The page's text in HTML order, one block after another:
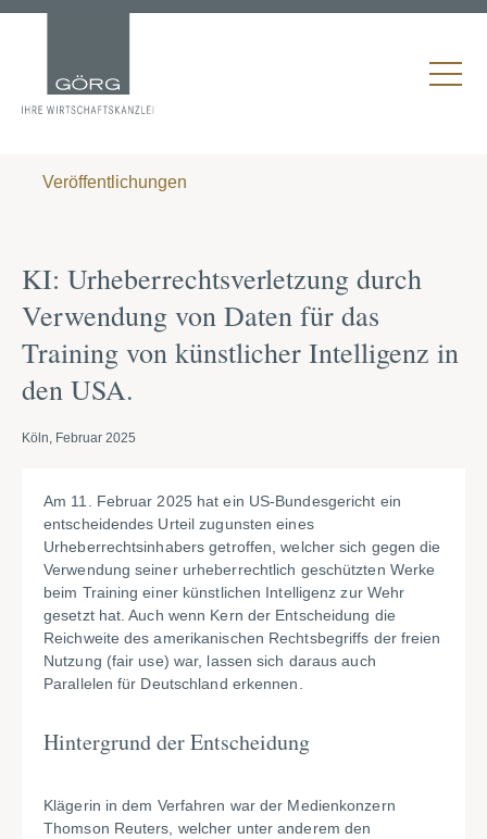
Veröffentlichungen
KI: Urheberrechtsverletzung durch
Verwendung von Daten für das
Training von künstlicher Intelligenz in
den USA.
Köln, Februar 2025
Am 11. Februar 2025 hat ein US-Bundesgericht ein
entscheidendes Urteil zugunsten eines
Urheberrechtsinhabers getroffen, welcher sich gegen die
Verwendung seiner urheberrechtlich geschützten Werke
beim Training einer künstlichen Intelligenz zur Wehr
gesetzt hat. Auch wenn Kern der Entscheidung die
Reichweite des amerikanischen Rechtsbegriffs der freien
Nutzung (fair use) war, lassen sich daraus auch
Parallelen für Deutschland erkennen.
Hintergrund der Entscheidung
Klägerin in dem Verfahren war der Medienkonzern
Thomson Reuters, welcher unter anderem den